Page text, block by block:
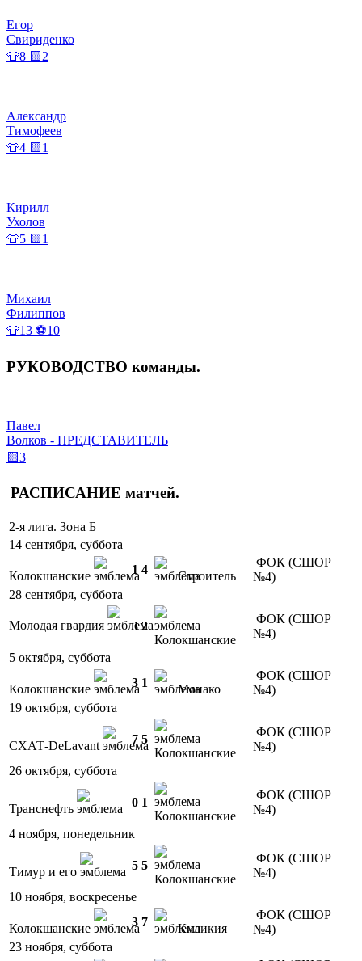
Егор
Свириденко
👕8 🟨2
Александр
Тимофеев
👕4 🟨1
Кирилл
Ухолов
👕5 🟨1
Михаил
Филиппов
👕13 ⚽10
РУКОВОДСТВО команды.
Павел
Волков - ПРЕДСТАВИТЕЛЬ
🟨3
РАСПИСАНИЕ матчей.
2-я лига. Зона Б
14 сентября, суббота
Колокшанские 1 4 Строитель
ФОК (СШОР
№4)
28 сентября, суббота
Молодая гвардия 3 2
Колокшанские
ФОК (СШОР
№4)
5 октября, суббота
Колокшанские 3 1 Монако
ФОК (СШОР
№4)
19 октября, суббота
СХАТ-DeLavant 7 5
Колокшанские
ФОК (СШОР
№4)
26 октября, суббота
Транснефть 0 1
Колокшанские
ФОК (СШОР
№4)
4 ноября, понедельник
Тимур и его 5 5
Колокшанские
ФОК (СШОР
№4)
10 ноября, воскресенье
Колокшанские 3 7 Киликия
ФОК (СШОР
№4)
23 ноября, суббота